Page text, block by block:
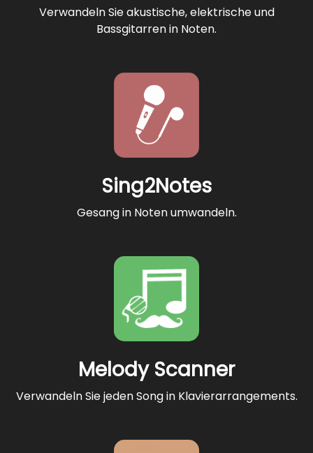
Verwandeln Sie akustische, elektrische und
Bassgitarren in Noten.
Sing2Notes
Gesang in Noten umwandeln.
Melody Scanner
Verwandeln Sie jeden Song in Klavierarrangements.